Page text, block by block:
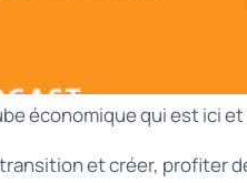
économique qui est ici
et créer, profiter